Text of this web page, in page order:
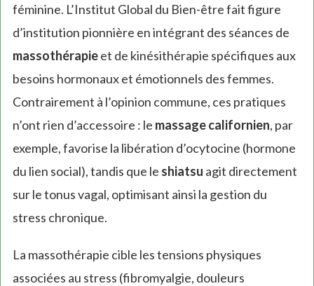
féminine. L’Institut Global du Bien-être fait figure
d’institution pionnière en intégrant des séances de
massothérapieet de kinésithérapie spécifiques aux
besoins hormonaux et émotionnels des femmes.
Contrairement à l’opinion commune, ces pratiques
n’ont rien d’accessoire : le massage californien, par
exemple, favorise la libération d’ocytocine (hormone
du lien social), tandis que le shiatsu agit directement
sur le tonus vagal, optimisant ainsi la gestion du
stress chronique.
La massothérapie cible les tensions physiques
associées au stress (fibromyalgie, douleurs